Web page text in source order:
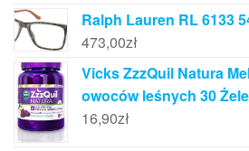
Ralph Lauren RL 6133
473,00zł
Vicks ZzzQuil Natura
owoców leśnych 30
16,90zł